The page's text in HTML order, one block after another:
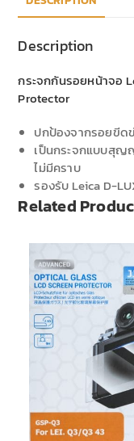
Description
กระจกกันรอยหน้าจอ
Protector
ปกป้องจากรอยขีด
เป็นกระจกแบบสุญ
ไม่มีคราบ
รองรับ Leica D-
Related